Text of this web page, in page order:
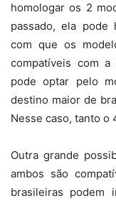
homologar os 2
passado, ela pode
com que os
compatíveis com
pode optar pelo
destino maior de
Nesse caso, tanto o
Outra grande
ambos são
brasileiras podem